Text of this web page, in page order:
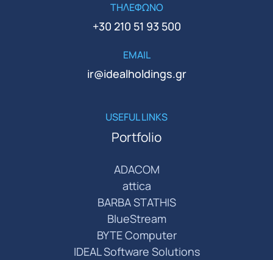
ΤΗΛΕΦΩΝΟ
+30 210 51 93 500
EMAIL
ir@idealholdings.gr
USEFUL LINKS
Portfolio
ADACOM
attica
BARBA STATHIS
BlueStream
BYTE Computer
IDEAL Software Solutions